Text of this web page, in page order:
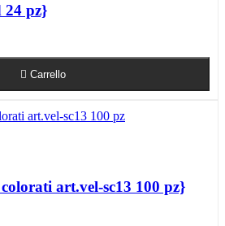
24 pz}
 Carrello
art.vel-sc13 100 pz}